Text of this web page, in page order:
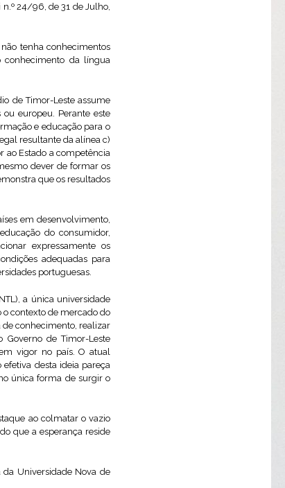
24/96, de 31 de Julho,
tenha conhecimentos
conhecimento da língua
de Timor-Leste assume
europeu. Perante este
e educação para o
resultante da alínea c)
ao Estado a competência
dever de formar os
que os resultados
em desenvolvimento,
do consumidor,
expressamente os
adequadas para
portuguesas.
a única universidade
contexto de mercado do
de conhecimento, realizar
de Timor-Leste
vigor no país. O atual
desta ideia pareça
única forma de surgir o
ao colmatar o vazio
que a esperança reside
da Universidade Nova de